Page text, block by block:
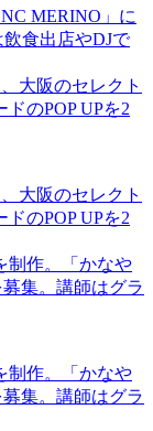
MERINO」に
飲食出店やDJで
大阪のセレクト
のPOP UPを2
大阪のセレクト
のPOP UPを2
制作。「かなや
集。講師はグラ
制作。「かなや
集。講師はグラ